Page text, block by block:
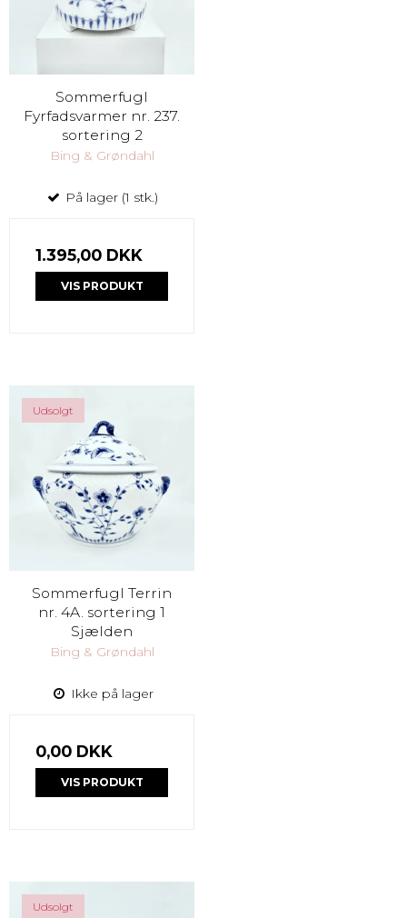
Sommerfugl
Fyrfadsvarmer nr. 237.
sortering 2
Bing & Grøndahl
På lager (1 stk.)
1.395,00 DKK
VIS PRODUKT
Udsolgt
Sommerfugl Terrin
nr. 4A. sortering 1
Sjælden
Bing & Grøndahl
Ikke på lager
0,00 DKK
VIS PRODUKT
Udsolgt